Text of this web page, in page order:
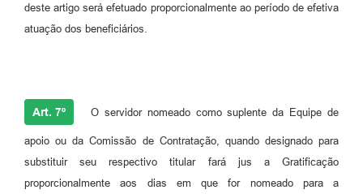
deste artigo será efetuado proporcionalmente ao período de efetiva
atuação dos beneficiários.
Art. 7º O servidor nomeado como suplente da Equipe de
apoio ou da Comissão de Contratação, quando designado para
substituir seu respectivo titular fará jus a Gratificação
proporcionalmente aos dias em que for nomeado para a